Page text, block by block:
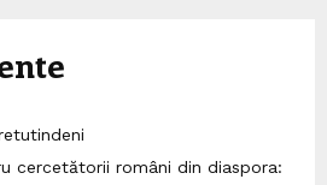
cercetătorii români din diaspora: